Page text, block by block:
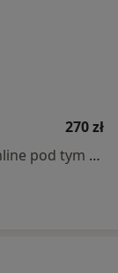
270 zł
Specjalista nie oferuje umawiania online pod tym adresem.